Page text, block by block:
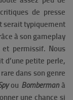
de presse
serait typiquement
à son gameplay
permissif. Nous
d’une petite perle,
dans son genre
ou Bombermanà
une chance si